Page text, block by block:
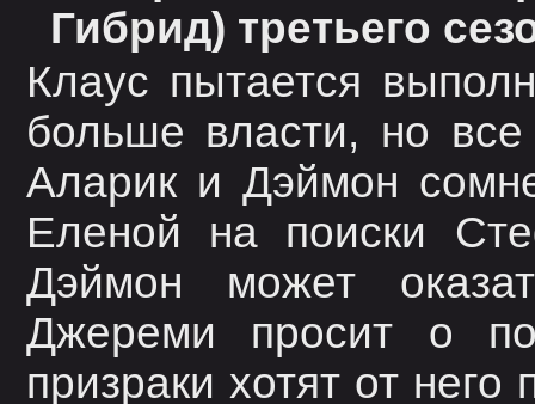
Гибрид) третьего
Клаус пытается
больше власти, но
Аларик и Дэймон
Еленой на поиски
Дэймон может
Джереми просит о
призраки хотят от